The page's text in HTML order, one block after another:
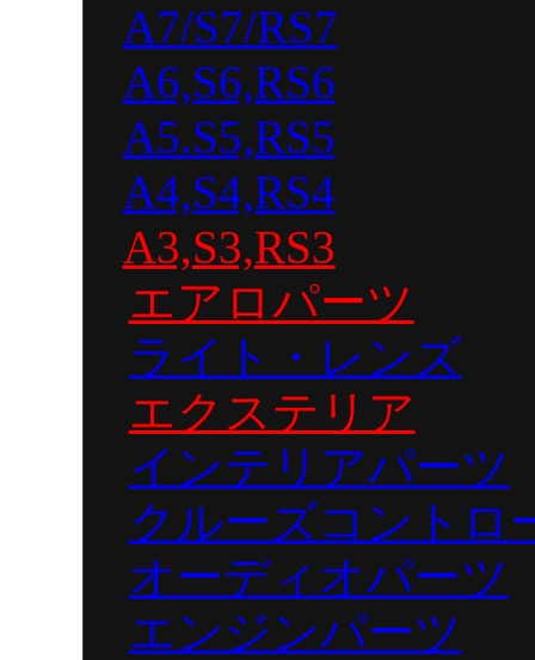
A7/S7/RS7
A6,S6,RS6
A5.S5,RS5
A4,S4,RS4
A3,S3,RS3
エアロパーツ
ライト・レンズ
エクステリア
インテリアパーツ
クルーズコントロ
オーディオパーツ
エンジンパーツ